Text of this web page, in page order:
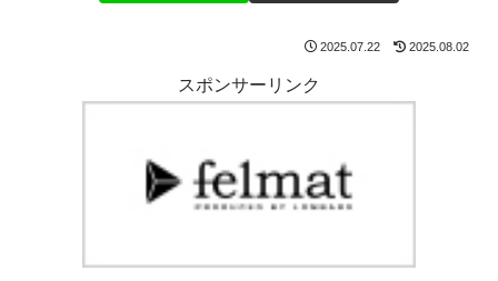
2025.07.22 2025.08.02
スポンサーリンク